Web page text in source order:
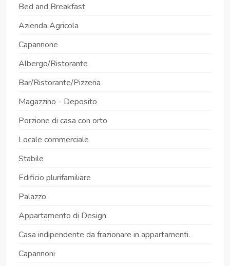
Bed and Breakfast
Azienda Agricola
Capannone
Albergo/Ristorante
Bar/Ristorante/Pizzeria
Magazzino - Deposito
Porzione di casa con orto
Locale commerciale
Stabile
Edificio plurifamiliare
Palazzo
Appartamento di Design
Casa indipendente da frazionare in appartamenti.
Capannoni